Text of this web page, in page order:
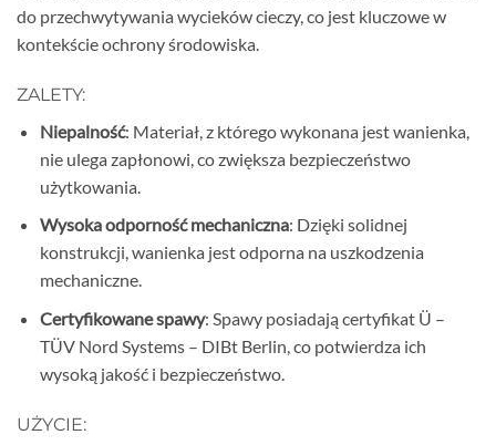
do przechwytywania wycieków cieczy, co jest kluczowe w
kontekście ochrony środowiska.
ZALETY:
Niepalność: Materiał, z którego wykonana jest wanienka,
nie ulega zapłonowi, co zwiększa bezpieczeństwo
użytkowania.
Wysoka odporność mechaniczna: Dzięki solidnej
konstrukcji, wanienka jest odporna na uszkodzenia
mechaniczne.
Certyfikowane spawy: Spawy posiadają certyfikat Ü –
TÜV Nord Systems – DIBt Berlin, co potwierdza ich
wysoką jakość i bezpieczeństwo.
UŻYCIE: